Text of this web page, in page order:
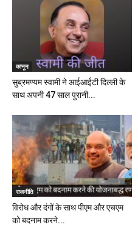
कानून
सुब्रमण्यम स्वामी ने आईआईटी दिल्ली के
साथ अपनी 47 साल पुरानी...
राजनीति
विरोध और दंगों के साथ पीएम और एचएम
को बदनाम करने...